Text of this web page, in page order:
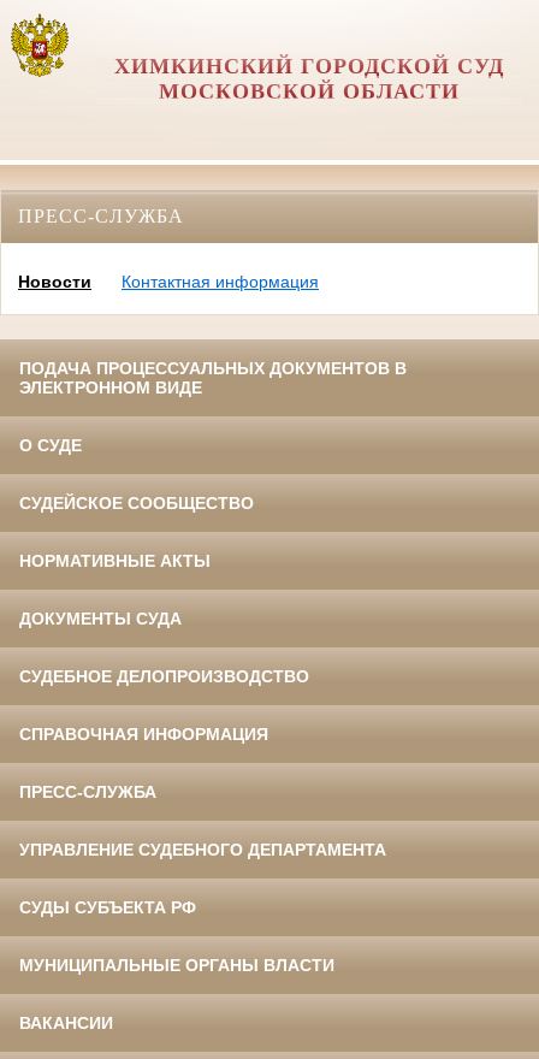
ХИМКИНСКИЙ ГОРОДСКОЙ СУД
МОСКОВСКОЙ ОБЛАСТИ
ПРЕСС-СЛУЖБА
Новости Контактная информация
ПОДАЧА ПРОЦЕССУАЛЬНЫХ ДОКУМЕНТОВ В
ЭЛЕКТРОННОМ ВИДЕ
О СУДЕ
СУДЕЙСКОЕ СООБЩЕСТВО
НОРМАТИВНЫЕ АКТЫ
ДОКУМЕНТЫ СУДА
СУДЕБНОЕ ДЕЛОПРОИЗВОДСТВО
СПРАВОЧНАЯ ИНФОРМАЦИЯ
ПРЕСС-СЛУЖБА
УПРАВЛЕНИЕ СУДЕБНОГО ДЕПАРТАМЕНТА
СУДЫ СУБЪЕКТА РФ
МУНИЦИПАЛЬНЫЕ ОРГАНЫ ВЛАСТИ
ВАКАНСИИ